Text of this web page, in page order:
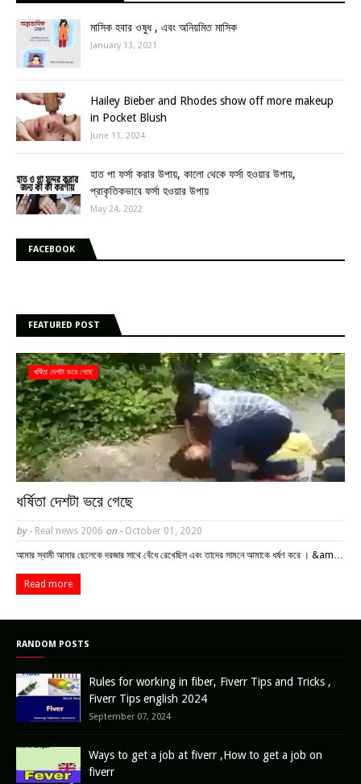
মাসিক হবার ওষুধ , এবং অনিয়মিত মাসিক
January 13, 2021
Hailey Bieber and Rhodes show off more makeup
in Pocket Blush
June 11, 2024
হাত পা ফর্সা করার উপায়, কালো থেকে ফর্সা হওয়ার উপায়,
প্রাকৃতিকভাবে ফর্সা হওয়ার উপায়
May 24, 2022
FACEBOOK
FEATURED POST
ধর্ষিতা দেশটা ভরে গেছে
ধর্ষিতা দেশটা ভরে গেছে
by - Real news 2006 on - October 01, 2020
আমার স্বামী আমার ছেলেকে দরজার সাথে বেঁধে রেখেছিল এবং তাদের সামনে আমাকে ধর্ষণ করে । &am…
Read more
RANDOM POSTS
Rules for working in fiber, Fiverr Tips and Tricks ,
Fiverr Tips english 2024
September 07, 2024
Ways to get a job at fiverr ,How to get a job on
fiverr